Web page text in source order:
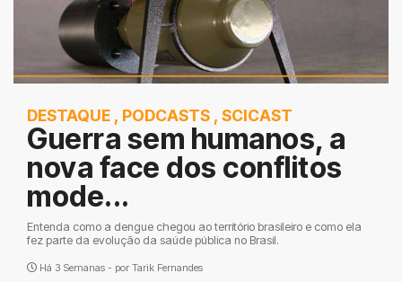
DESTAQUE , PODCASTS , SCICAST
Guerra sem humanos, a
nova face dos conflitos
mode...
Entenda como a dengue chegou ao território brasileiro e como ela
fez parte da evolução da saúde pública no Brasil.
Há 3 Semanas - por Tarik Fernandes